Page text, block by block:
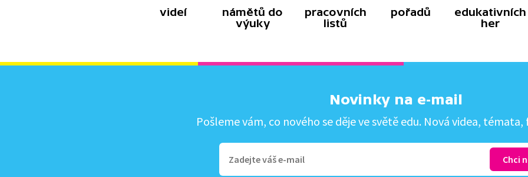
videí
námětů do
výuky
pracovních
listů
pořadů
edukativních
her
Novinky na e-mail
Pošleme vám, co nového se děje ve světě edu. Nová videa, témata,